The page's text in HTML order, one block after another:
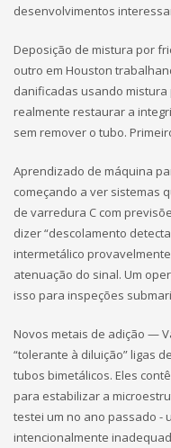
desenvolvimentos
Deposição de mistura por
outro em Houston
danificadas usando mistura
realmente restaurar a
sem remover o tubo.
Aprendizado de máquina
começando a ver sistemas
de varredura C com
dizer “descolamento
intermetálico
atenuação do sinal. Um
isso para inspeções
Novos metais de adição —
“tolerante à diluição” ligas
tubos bimetálicos. Eles
para estabilizar a
testei um no ano passado -
intencionalmente